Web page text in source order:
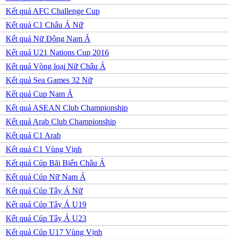
Thụy Sỹ
Wales
Đan Mạch
Đảo Faroe
Hàn Quốc
Arập Xêút
Bahrain
Campuchia
Indonesia
Jordan
Lebanon
Oman
Kết quả AFC Challenge Cup
Kết quả C1 Châu Á Nữ
Kết quả Nữ Đông Nam Á
Kết quả U21 Nations Cup 2016
Kết quả Vòng loại Nữ Châu Á
Kết quả Sea Games 32 Nữ
Kết quả Cup Nam Á
Kết quả ASEAN Club Championship
Kết quả Arab Club Championship
Kết quả C1 Arab
Kết quả C1 Vùng Vịnh
Kết quả Cúp Bãi Biển Châu Á
Kết quả Cúp Nữ Nam Á
Kết quả Cúp Tây Á Nữ
Kết quả Cúp Tây Á U19
Kết quả Cúp Tây Á U23
Kết quả Cúp U17 Vùng Vịnh